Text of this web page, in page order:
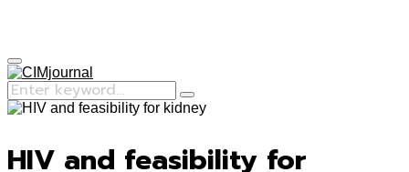
Primary
Menu
Search
for:
Search
HIV and feasibility for